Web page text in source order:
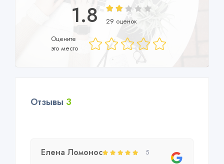
1.8
29 оценок
Оцените
это место
Отзывы 3
Елена Ломонос 5